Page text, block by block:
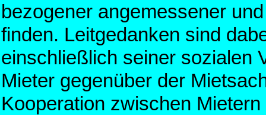
bezogener angemessener
finden. Leitgedanken sind
einschließlich seiner sozialen
Mieter gegenüber der
Kooperation zwischen